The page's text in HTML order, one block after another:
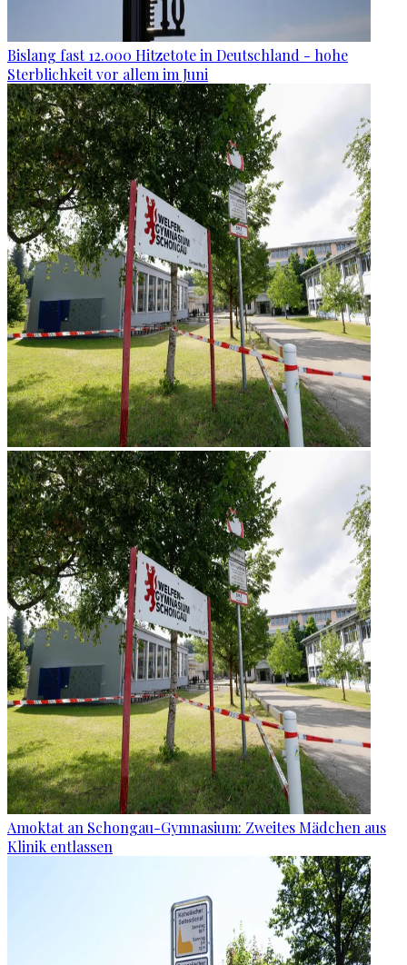
Bislang fast 12.000 Hitzetote in Deutschland - hohe
Sterblichkeit vor allem im Juni
Amoktat an Schongau-Gymnasium: Zweites Mädchen aus
Klinik entlassen